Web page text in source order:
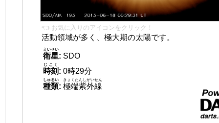
👈 お気に入りのアイコンをクリック！
活動領域が多く、極大期の太陽です。
衛星
えいせい
: SDO
時刻
じこく
: 0時29分
種類
しゅるい
: 極端紫外線
きょくたんしがいせん